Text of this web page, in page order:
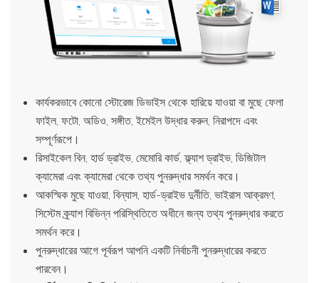
কার্যকরভাবে কোনো স্টোরেজ ডিভাইস থেকে হারিয়ে যাওয়া বা মুছে ফেলা
ফাইল, ফটো, অডিও, সঙ্গীত, ইমেইল উদ্ধার করুন, নিরাপদে এবং
সম্পূর্ণরূপে।
রিসাইকেল বিন, হার্ড ড্রাইভ, মেমোরি কার্ড, ফ্ল্যাশ ড্রাইভ, ডিজিটাল
ক্যামেরা এবং ক্যামেরা থেকে তথ্য পুনরুদ্ধার সমর্থন করে।
আকস্মিক মুছে যাওয়া, বিন্যাস, হার্ড-ড্রাইভ দুর্নীতি, ভাইরাস আক্রমণ,
সিস্টেম ক্র্যাশ বিভিন্ন পরিস্থিতিতে অধীনে জন্য তথ্য পুনরুদ্ধার করতে
সমর্থন করে।
পুনরুদ্ধারের আগে পূর্বরূপ আপনি একটি নির্বাচনী পুনরুদ্ধারের করতে
পারবেন।